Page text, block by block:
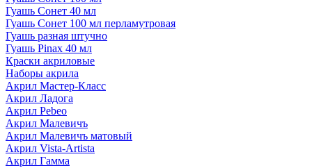
Гуашь Сонет 40 мл
Гуашь Сонет 100 мл перламутровая
Гуашь разная штучно
Гуашь Pinax 40 мл
Краски акриловые
Наборы акрила
Акрил Мастер-Класс
Акрил Ладога
Акрил Pebeo
Акрил Малевичъ
Акрил Малевичъ матовый
Акрил Vista-Artista
Акрил Гамма